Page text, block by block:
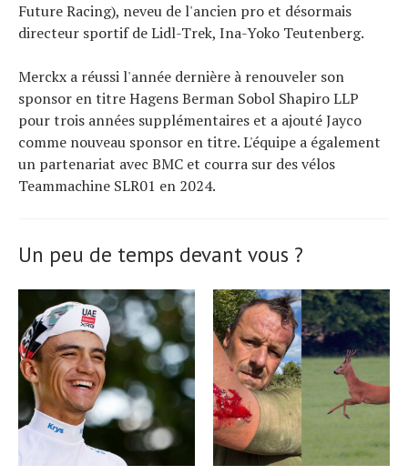
Future Racing), neveu de l'ancien pro et désormais
directeur sportif de Lidl-Trek, Ina-Yoko Teutenberg.
Merckx a réussi l'année dernière à renouveler son
sponsor en titre Hagens Berman Sobol Shapiro LLP
pour trois années supplémentaires et a ajouté Jayco
comme nouveau sponsor en titre. L'équipe a également
un partenariat avec BMC et courra sur des vélos
Teammachine SLR01 en 2024.
Un peu de temps devant vous ?